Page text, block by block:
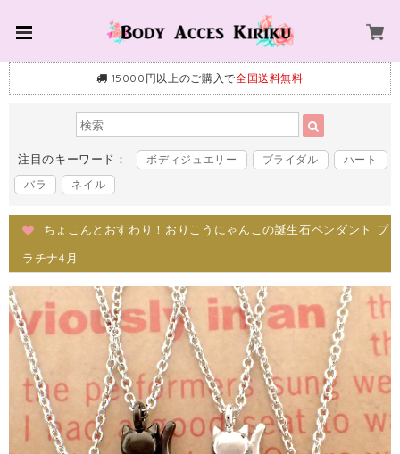
15000円以上のご購入で全国送料無料
注目のキーワード： ボディジュエリー ブライダル
ハート
バラ
ネイル
ちょこんとおすわり！おりこうにゃんこの誕生石ペンダント プ
ラチナ4月